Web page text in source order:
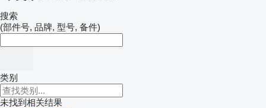
搜索
(部件号, 品牌, 型号, 备件)
类别
未找到相关结果